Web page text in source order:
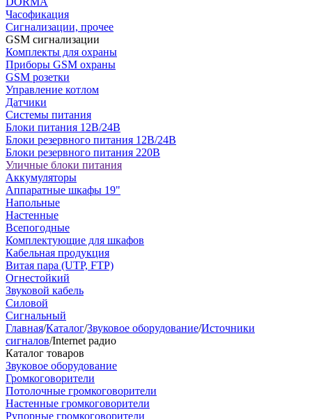
Часофикация
Сигнализации, прочее
GSM сигнализации
Комплекты для охраны
Приборы GSM охраны
GSM розетки
Управление котлом
Датчики
Системы питания
Блоки питания 12В/24В
Блоки резервного питания 12В/24В
Блоки резервного питания 220В
Уличные блоки питания
Аккумуляторы
Аппаратные шкафы 19"
Напольные
Настенные
Всепогодные
Комплектующие для шкафов
Кабельная продукция
Витая пара (UTP, FTP)
Огнестойкий
Звуковой кабель
Силовой
Сигнальный
Главная/Каталог/Звуковое оборудование/Источники
сигналов/Internet радио
Каталог товаров
Звуковое оборудование
Громкоговорители
Потолочные громкоговорители
Настенные громкоговорители
Рупорные громкоговорители